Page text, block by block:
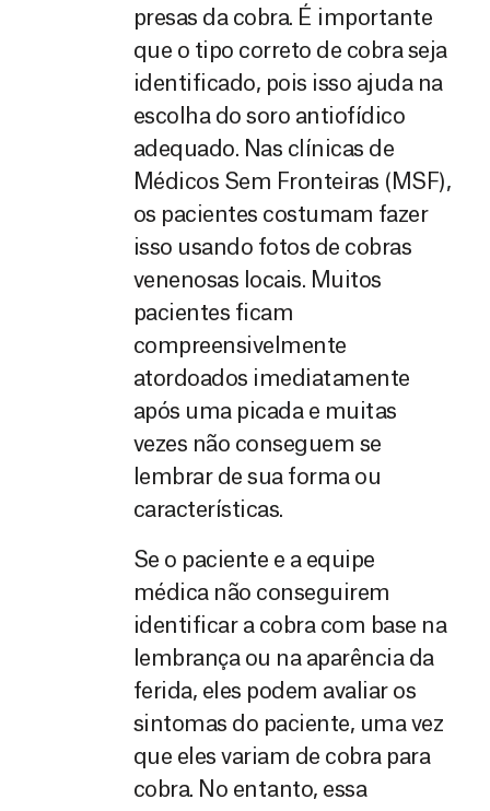
presas da cobra. É importante
que o tipo correto de cobra seja
identificado, pois isso ajuda na
escolha do soro antiofídico
adequado. Nas clínicas de
Médicos Sem Fronteiras (MSF),
os pacientes costumam fazer
isso usando fotos de cobras
venenosas locais. Muitos
pacientes ficam
compreensivelmente
atordoados imediatamente
após uma picada e muitas
vezes não conseguem se
lembrar de sua forma ou
características.
Se o paciente e a equipe
médica não conseguirem
identificar a cobra com base na
lembrança ou na aparência da
ferida, eles podem avaliar os
sintomas do paciente, uma vez
que eles variam de cobra para
cobra. No entanto, essa